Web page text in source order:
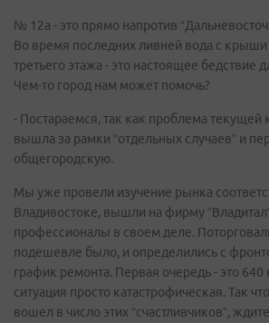
№ 12а - это прямо напротив
Во время последних ливней вода с крыши
третьего этажа - это настоящее бедствие
Чем-то город нам может помочь?
- Постараемся, так как проблема
вышла за рамки “отдельных случаев” и
общегородскую.
Мы уже провели изучение рынка
Владивостоке, вышли на фирму
профессионалы в своем деле.
подешевле было, и определились с
график ремонта. Первая очередь - это
ситуация просто катастрофическая. Так
вошел в число этих “счастливчиков”,